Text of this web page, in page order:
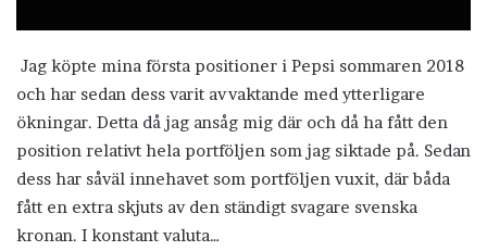
Jag köpte mina första positioner i Pepsi sommaren 2018
och har sedan dess varit avvaktande med ytterligare
ökningar. Detta då jag ansåg mig där och då ha fått den
position relativt hela portföljen som jag siktade på. Sedan
dess har såväl innehavet som portföljen vuxit, där båda
fått en extra skjuts av den ständigt svagare svenska
kronan. I konstant valuta…